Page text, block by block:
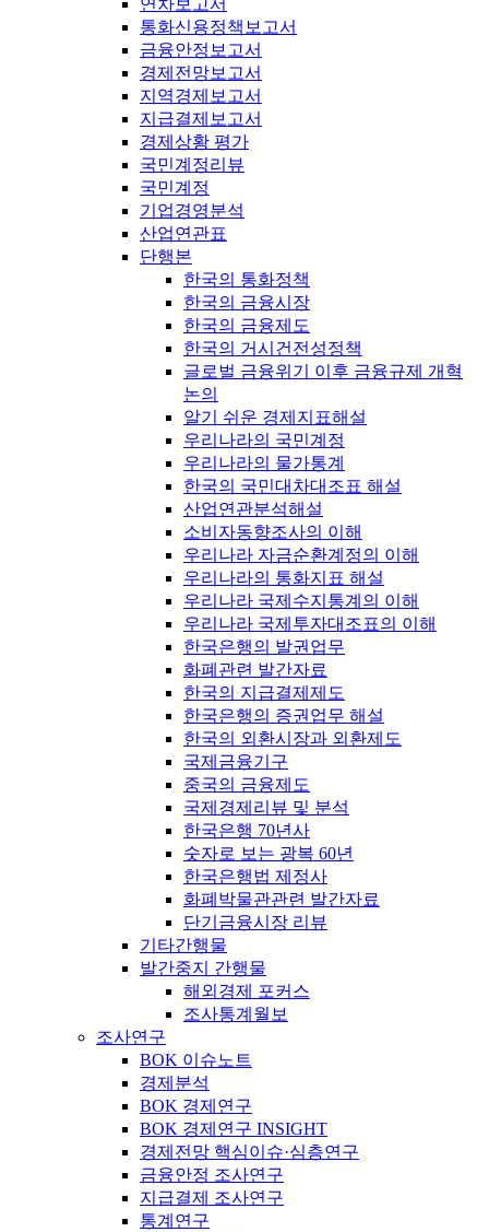
연차보고서
통화신용정책보고서
금융안정보고서
경제전망보고서
지역경제보고서
지급결제보고서
경제상황 평가
국민계정리뷰
국민계정
기업경영분석
산업연관표
단행본
한국의 통화정책
한국의 금융시장
한국의 금융제도
한국의 거시건전성정책
글로벌 금융위기 이후 금융규제 개혁
논의
알기 쉬운 경제지표해설
우리나라의 국민계정
우리나라의 물가통계
한국의 국민대차대조표 해설
산업연관분석해설
소비자동향조사의 이해
우리나라 자금순환계정의 이해
우리나라의 통화지표 해설
우리나라 국제수지통계의 이해
우리나라 국제투자대조표의 이해
한국은행의 발권업무
화폐관련 발간자료
한국의 지급결제제도
한국은행의 증권업무 해설
한국의 외환시장과 외환제도
국제금융기구
중국의 금융제도
국제경제리뷰 및 분석
한국은행 70년사
숫자로 보는 광복 60년
한국은행법 제정사
화폐박물관관련 발간자료
단기금융시장 리뷰
기타간행물
발간중지 간행물
해외경제 포커스
조사통계월보
조사연구
BOK 이슈노트
경제분석
BOK 경제연구
BOK 경제연구 INSIGHT
경제전망 핵심이슈·심층연구
금융안정 조사연구
지급결제 조사연구
통계연구